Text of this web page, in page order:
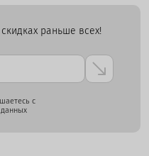
раньше всех!
с